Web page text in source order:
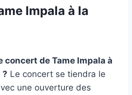
Impala à la
concert de Tame Impala à
? Le concert se tiendra le
une ouverture des